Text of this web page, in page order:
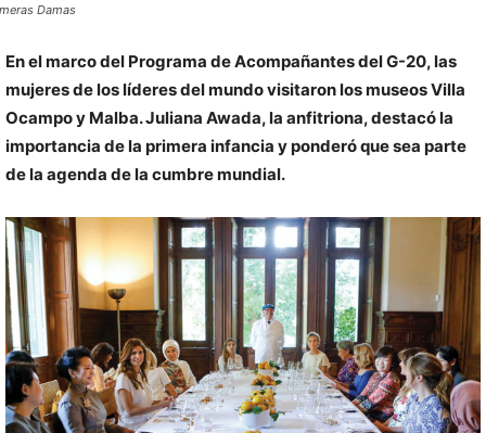
Damas
En el marco del Programa de Acompañantes del G-20, las
mujeres de los líderes del mundo visitaron los museos Villa
Ocampo y Malba. Juliana Awada, la anfitriona, destacó la
importancia de la primera infancia y ponderó que sea parte
de la agenda de la cumbre mundial.